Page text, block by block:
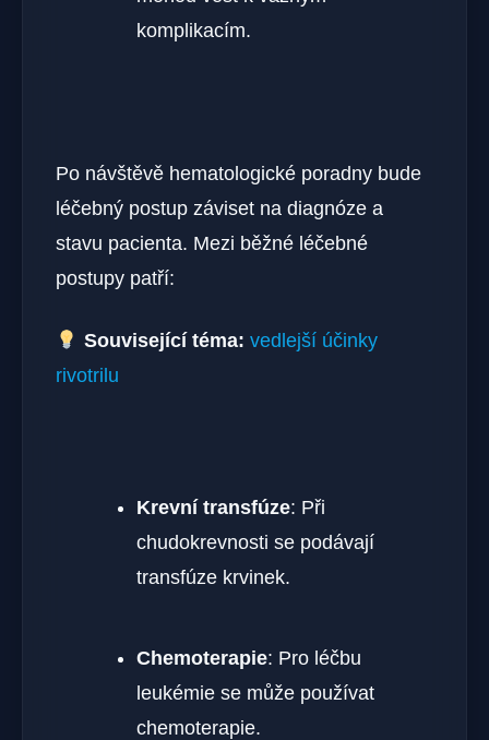
komplikacím.
Po návštěvě hematologické poradny bude
léčebný postup záviset na diagnóze a
stavu pacienta. Mezi běžné léčebné
postupy patří:
Související téma: vedlejší účinky
rivotrilu
Krevní transfúze: Při
chudokrevnosti se podávají
transfúze krvinek.
Chemoterapie: Pro léčbu
leukémie se může používat
chemoterapie.